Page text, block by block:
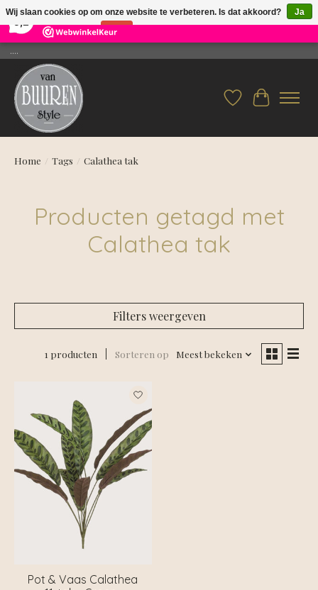
26 Reviews ×
....
Verlanglijst
Home / Tags / Calathea tak
Producten getagd met
Calathea tak
Filters weergeven
1 producten Sorteren op Meest bekeken
Pot & Vaas Calathea
Wij slaan cookies op om onze website te verbeteren. Is dat akkoord?
Ja
Nee